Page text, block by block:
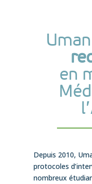
en
Depuis 2010,
protocoles
nombreux